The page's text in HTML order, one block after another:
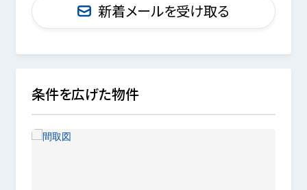
新着メールを受け取る
条件を広げた物件